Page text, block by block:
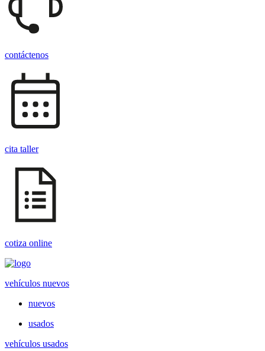
contáctenos
cita taller
cotiza online
vehículos nuevos
nuevos
usados
vehículos usados